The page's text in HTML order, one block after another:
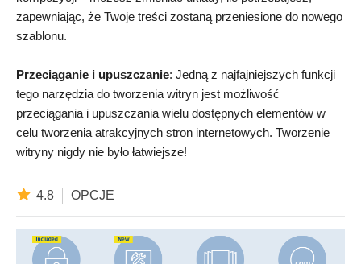
zapewniając, że Twoje treści zostaną przeniesione do nowego
szablonu.
Przeciąganie i upuszczanie: Jedną z najfajniejszych funkcji
tego narzędzia do tworzenia witryn jest możliwość
przeciągania i upuszczania wielu dostępnych elementów w
celu tworzenia atrakcyjnych stron internetowych. Tworzenie
witryny nigdy nie było łatwiejsze!
4.8 OPCJE